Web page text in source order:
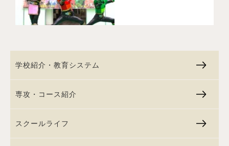
学校紹介・教育システム
専攻・コース紹介
スクールライフ